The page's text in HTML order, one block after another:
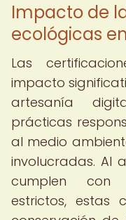
Impacto de
ecológicas
Las
impacto
artesanía
prácticas
al medio
involucradas. Al
cumplen con
estrictos, estas